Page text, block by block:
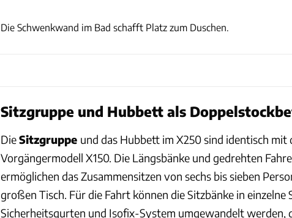
Die Schwenkwand im Bad schafft Platz zum Duschen.
Sitzgruppe und Hubbett als
DieSitzgruppe und das Hubbett im X250 sind identisch mit
Vorgängermodell X150. Die Längsbänke und gedrehten
ermöglichen das Zusammensitzen von sechs bis sieben
großen Tisch. Für die Fahrt können die Sitzbänke in einzelne
Sicherheitsgurten und Isofix-System umgewandelt werden,